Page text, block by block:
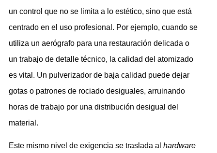
un control que no se limita a lo estético, sino que está
centrado en el uso profesional. Por ejemplo, cuando se
utiliza un aerógrafo para una restauración delicada o
un trabajo de detalle técnico, la calidad del atomizado
es vital. Un pulverizador de baja calidad puede dejar
gotas o patrones de rociado desiguales, arruinando
horas de trabajo por una distribución desigual del
material.
Este mismo nivel de exigencia se traslada al hardware